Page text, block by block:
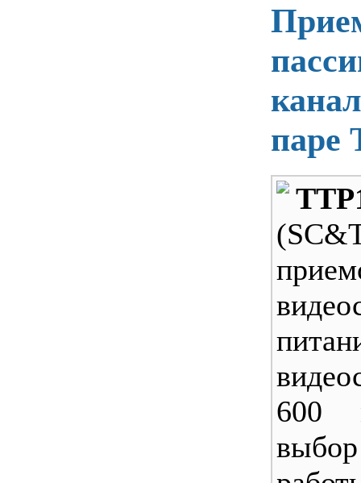
паре
600